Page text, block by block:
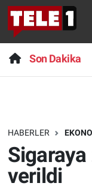
Son Dakika
HABERLER
verildi
Anında
Başka
Bilim turu
Bilim ve
Son Dakika
Haber
Dünya
Teknoloji
Nöbetçi
Hava
Trafik
Süper Lig